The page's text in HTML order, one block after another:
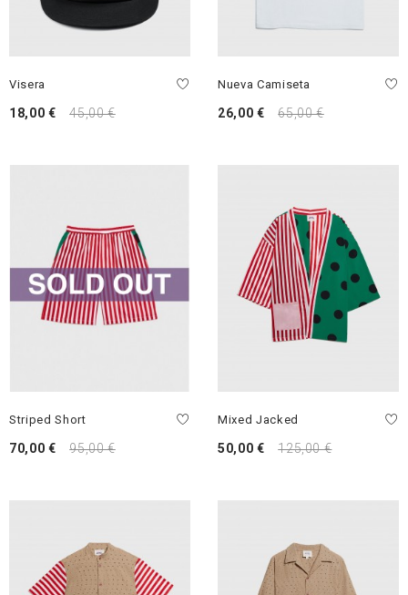
Visera
18,00 € 45,00 €
Nueva Camiseta
26,00 € 65,00 €
Striped Short
70,00 € 95,00 €
Mixed Jacked
50,00 € 125,00 €